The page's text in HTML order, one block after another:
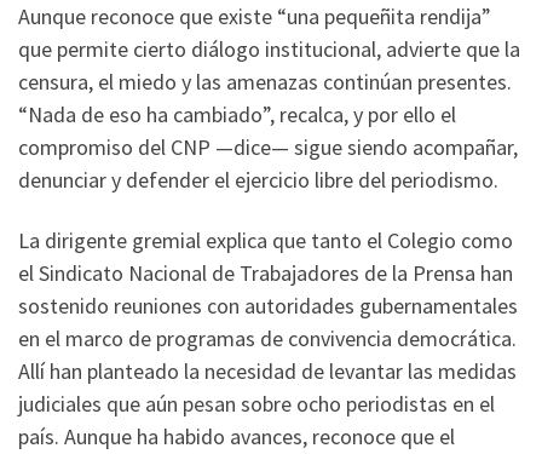
Aunque reconoce que existe “una pequeñita rendija”
que permite cierto diálogo institucional, advierte que la
censura, el miedo y las amenazas continúan presentes.
“Nada de eso ha cambiado”, recalca, y por ello el
compromiso del CNP —dice— sigue siendo acompañar,
denunciar y defender el ejercicio libre del periodismo.
La dirigente gremial explica que tanto el Colegio como
el Sindicato Nacional de Trabajadores de la Prensa han
sostenido reuniones con autoridades gubernamentales
en el marco de programas de convivencia democrática.
Allí han planteado la necesidad de levantar las medidas
judiciales que aún pesan sobre ocho periodistas en el
país. Aunque ha habido avances, reconoce que el